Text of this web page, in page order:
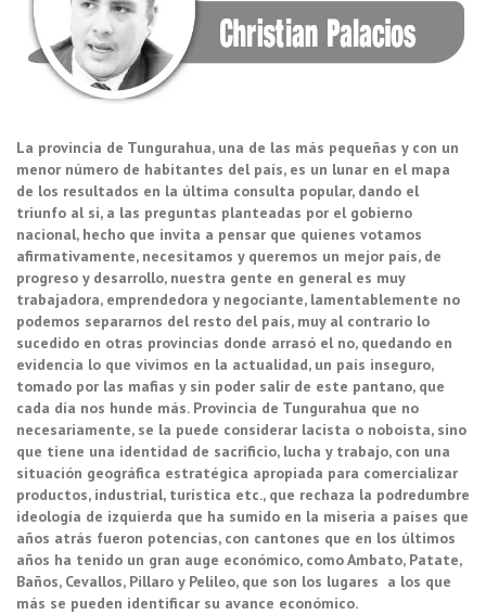
‎La provincia de Tungurahua, una de las más pequeñas y con un
menor número de habitantes del país, es un lunar en el mapa
de los resultados en la última consulta popular, dando el
triunfo al si, a las preguntas planteadas por el gobierno
nacional, hecho que invita a pensar que quienes votamos
afirmativamente, necesitamos y queremos un mejor país, de
progreso y desarrollo, nuestra gente en general es muy
trabajadora, emprendedora y negociante, lamentablemente no
podemos separarnos del resto del país, muy al contrario lo
sucedido en otras provincias donde arrasó el no, quedando en
evidencia lo que vivimos en la actualidad, un país inseguro,
tomado por las mafias y sin poder salir de este pantano, que
cada día nos hunde más. Provincia de Tungurahua que no
necesariamente, se la puede considerar lacista o noboista, sino
que tiene una identidad de sacrificio, lucha y trabajo, con una
situación geográfica estratégica apropiada para comercializar
productos, industrial, turística etc., que rechaza la podredumbre
ideología de izquierda que ha sumido en la miseria a países que
años atrás fueron potencias, con cantones que en los últimos
años ha tenido un gran auge económico, como Ambato, Patate,
Baños, Cevallos, Pillaro y Pelileo, que son los lugares a los que
más se pueden identificar su avance económico.